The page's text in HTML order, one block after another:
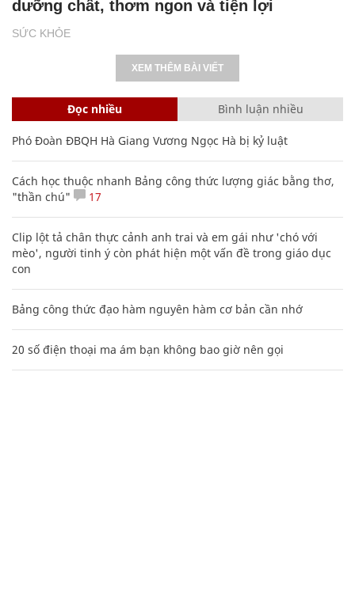
SỨC KHỎE
dưỡng chất, thơm ngon và tiện lợi
XEM THÊM BÀI VIẾT
Đọc nhiều Bình luận nhiều
Phó Đoàn ĐBQH Hà Giang Vương Ngọc Hà bị kỷ luật
Cách học thuộc nhanh Bảng công thức lượng giác bằng thơ,
"thần chú"
17
Clip lột tả chân thực cảnh anh trai và em gái như 'chó với
mèo', người tinh ý còn phát hiện một vấn đề trong giáo dục
con
Bảng công thức đạo hàm nguyên hàm cơ bản cần nhớ
20 số điện thoại ma ám bạn không bao giờ nên gọi